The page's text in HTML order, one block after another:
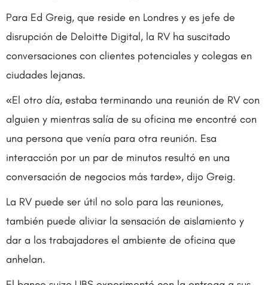
Para Ed Greig, que reside en Londres y es jefe de
disrupción de Deloitte Digital, la RV ha suscitado
conversaciones con clientes potenciales y colegas en
ciudades lejanas.
«El otro día, estaba terminando una reunión de RV con
alguien y mientras salía de su oficina me encontré con
una persona que venía para otra reunión. Esa
interacción por un par de minutos resultó en una
conversación de negocios más tarde», dijo Greig.
La RV puede ser útil no solo para las reuniones,
también puede aliviar la sensación de aislamiento y
dar a los trabajadores el ambiente de oficina que
anhelan.